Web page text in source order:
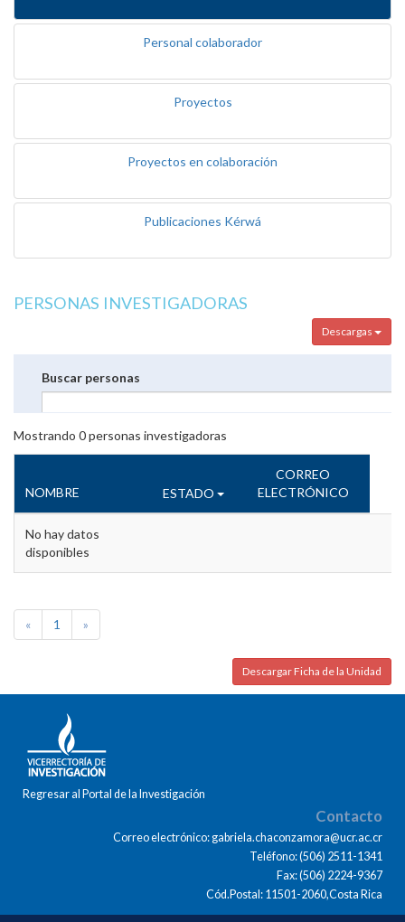
Personal colaborador
Proyectos
Proyectos en colaboración
Publicaciones Kérwá
PERSONAS INVESTIGADORAS
Descargas
Buscar personas
Mostrando 0personas investigadoras
NOMBRE ESTADO
CORREO
ELECTRÓNICO
No hay datos
disponibles
« 1 »
Descargar Ficha de la Unidad
Regresar al Portal de la Investigación
Contacto
Correo electrónico: gabriela.chaconzamora@ucr.ac.cr
Teléfono: (506) 2511-1341
Fax: (506) 2224-9367
Cód.Postal: 11501-2060,Costa Rica